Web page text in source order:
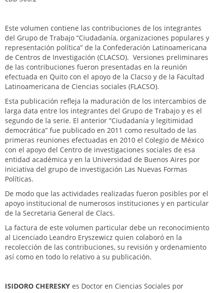
Este volumen contiene las contribuciones de los integrantes
del Grupo de Trabajo “Ciudadanía, organizaciones populares y
representación política” de la Confederación Latinoamericana
de Centros de Investigación (CLACSO). Versiones preliminares
de las contribuciones fueron presentadas en la reunión
efectuada en Quito con el apoyo de la Clacso y de la Facultad
Latinoamericana de Ciencias sociales (FLACSO).
Esta publicación refleja la maduración de los intercambios de
larga data entre los integrantes del Grupo de Trabajo y es el
segundo de la serie. El anterior “Ciudadanía y legitimidad
democrática” fue publicado en 2011 como resultado de las
primeras reuniones efectuadas en 2010 el Colegio de México
con el apoyo del Centro de investigaciones sociales de esa
entidad académica y en la Universidad de Buenos Aires por
iniciativa del grupo de investigación Las Nuevas Formas
Políticas.
De modo que las actividades realizadas fueron posibles por el
apoyo institucional de numerosos instituciones y en particular
de la Secretaria General de Clacs.
La factura de este volumen particular debe un reconocimiento
al Licenciado Leandro Eryszewicz quien colaboró en la
recolección de las contribuciones, su revisión y ordenamiento
así como en todo lo relativo a su publicación.
ISIDORO CHERESKY es Doctor en Ciencias Sociales por